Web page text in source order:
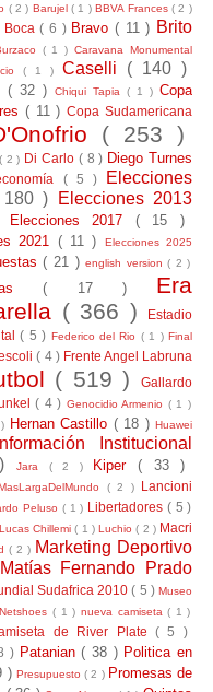
( 2 ) Barujel ( 1 )BBVA Frances ( 2 )
Boca( 6 ) Bravo( 11 ) Brito
( 1 )Caravana Monumental
( 1 ) Caselli ( 140 )
( 32 ) Chiqui Tapia ( 1 ) Copa
( 11 )Copa Sudamericana
( 253 )
( 2 ) Di Carlo ( 8 ) Diego Turnes
( 5 )
Elecciones
)
Elecciones 2013
Elecciones 2017 ( 15 )
2021 ( 11 )
Elecciones 2025
( 21 )english version( 2 )
( 17 ) Era
( 366 )
Estadio
( 5 ) Federico del Rio ( 1 )Final
( 4 ) Frente Angel Labruna
( 519 )Gallardo
( 4 ) Genocidio Armenio ( 1 )
Hernan Castillo ( 18 )Huawei
Información Institucional
Jara ( 2 ) Kiper( 33 )
( 2 ) Lancioni
Peluso ( 1 ) Libertadores ( 5 )
Lucas Chillemi( 1 )Luchio( 2 ) Macri
( 2 ) Marketing Deportivo
Matías Fernando Prado
Sudafrica 2010( 5 )Museo
Netshoes( 1 ) nueva camiseta( 1 )
de River Plate ( 5 )
) Patanian( 38 ) Politica en
) Presupuesto( 2 ) Promesas de